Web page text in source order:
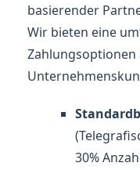
basierender
Wir bieten eine
30%